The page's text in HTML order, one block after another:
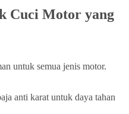
Cuci Motor yang
untuk semua jenis motor.
anti karat untuk daya tahan